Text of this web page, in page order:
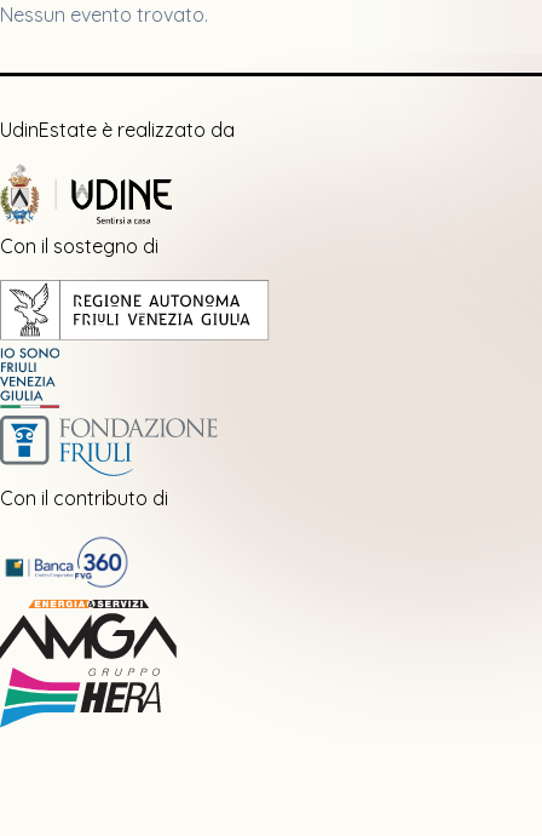
Nessun evento trovato.
UdinEstate è realizzato da
Con il sostegno di
Con il contributo di